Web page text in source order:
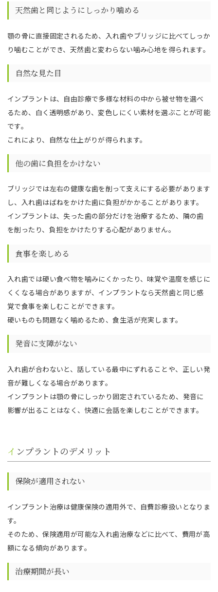
天然歯と同じようにしっかり噛める
顎の骨に直接固定されるため、入れ歯やブリッジに比べてしっか
り噛むことができ、天然歯と変わらない噛み心地を得られます。
自然な見た目
インプラントは、自由診療で多様な材料の中から被せ物を選べ
るため、白く透明感があり、変色しにくい素材を選ぶことが可能
です。
これにより、自然な仕上がりが得られます。
他の歯に負担をかけない
ブリッジでは左右の健康な歯を削って支えにする必要があります
し、入れ歯はばねをかけた歯に負担がかかることがあります。
インプラントは、失った歯の部分だけを治療するため、隣の歯
を削ったり、負担をかけたりする心配がありません。
食事を楽しめる
入れ歯では硬い食べ物を噛みにくかったり、味覚や温度を感じに
くくなる場合がありますが、インプラントなら天然歯と同じ感
覚で食事を楽しむことができます。
硬いものも問題なく噛めるため、食生活が充実します。
発音に支障がない
入れ歯が合わないと、話している最中にずれることや、正しい発
音が難しくなる場合があります。
インプラントは顎の骨にしっかり固定されているため、発音に
影響が出ることはなく、快適に会話を楽しむことができます。
インプラントのデメリット
保険が適用されない
インプラント治療は健康保険の適用外で、自費診療扱いとなりま
す。
そのため、保険適用が可能な入れ歯治療などに比べて、費用が高
額になる傾向があります。
治療期間が長い